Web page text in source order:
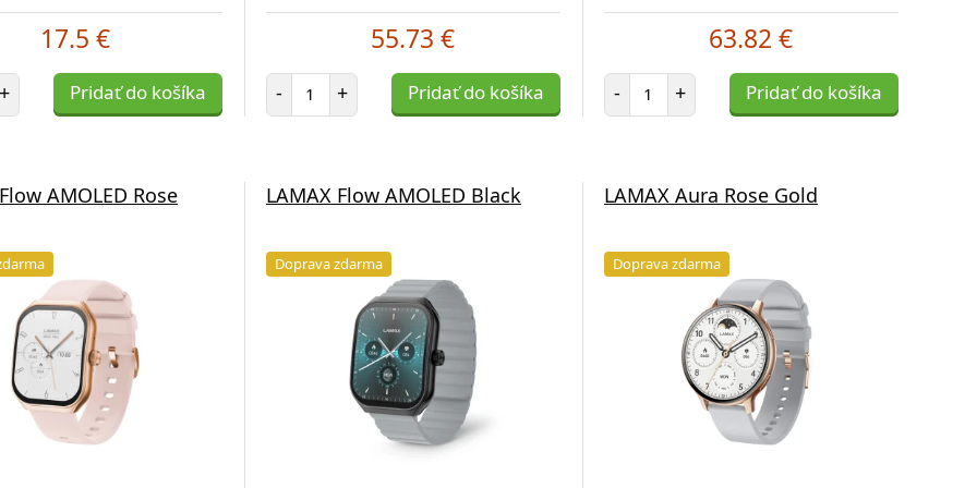
17.5 €
položiek
+ Pridať do košíka
55.73 €
- Počet položiek
+ Pridať do košíka
63.82 €
- Počet položiek
+ Pridať do košíka
AMOLED Rose
LAMAX Flow AMOLED Black
Doprava zdarma
LAMAX Aura Rose Gold
Doprava zdarma